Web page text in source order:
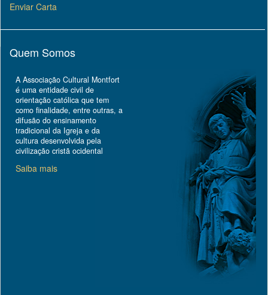
Enviar Carta
Quem Somos
A Associação Cultural Montfort
é uma entidade civil de
orientação católica que tem
como finalidade, entre outras, a
difusão do ensinamento
tradicional da Igreja e da
cultura desenvolvida pela
civilização cristã ocidental
Saiba mais